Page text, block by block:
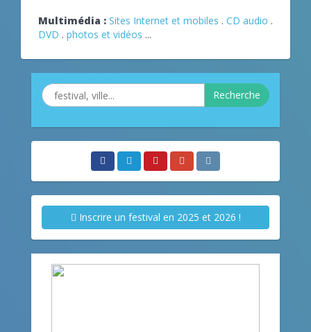
Multimédia : Sites Internet et mobiles . CD audio .
DVD . photos et vidéos ...
Recherche
Inscrire un festival en 2025 et 2026 !